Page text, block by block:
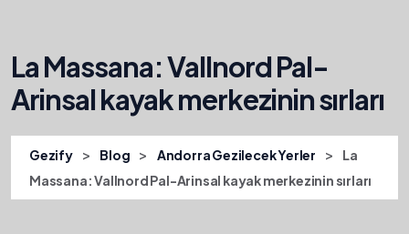
La Massana: Vallnord Pal-
Arinsal kayak merkezinin sırları
Gezify > Blog > Andorra Gezilecek Yerler >
La
Massana: Vallnord Pal-Arinsal kayak merkezinin sırları